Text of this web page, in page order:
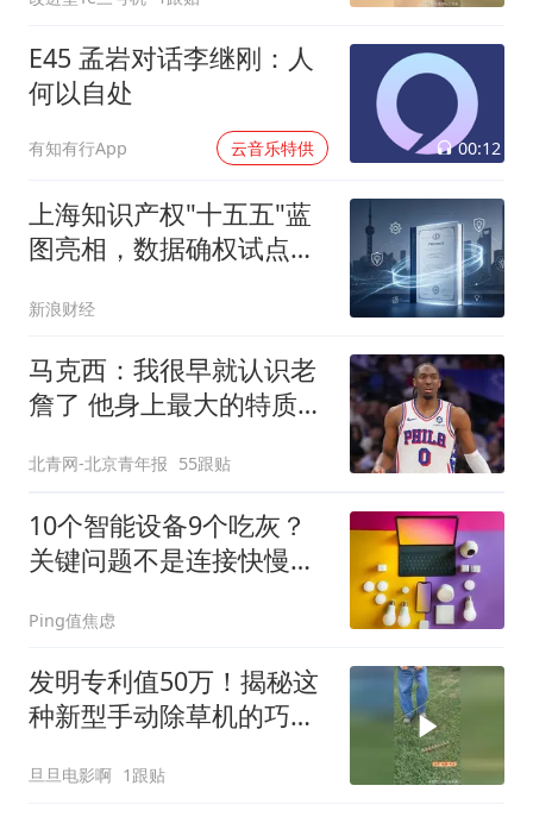
E45 孟岩对话李继刚：人
何以自处
有知有行App 云音乐特供 00:12
上海知识产权"十五五"蓝
图亮相，数据确权试点成
新浪财经
马克西：我很早就认识老
詹了 他身上最大的特质就
北青网-北京青年报 55跟贴
10个智能设备9个吃灰？
关键问题不是连接快慢，
Ping值焦虑
发明专利值50万！揭秘这
种新型手动除草机的巧妙
旦旦电影啊 1跟贴